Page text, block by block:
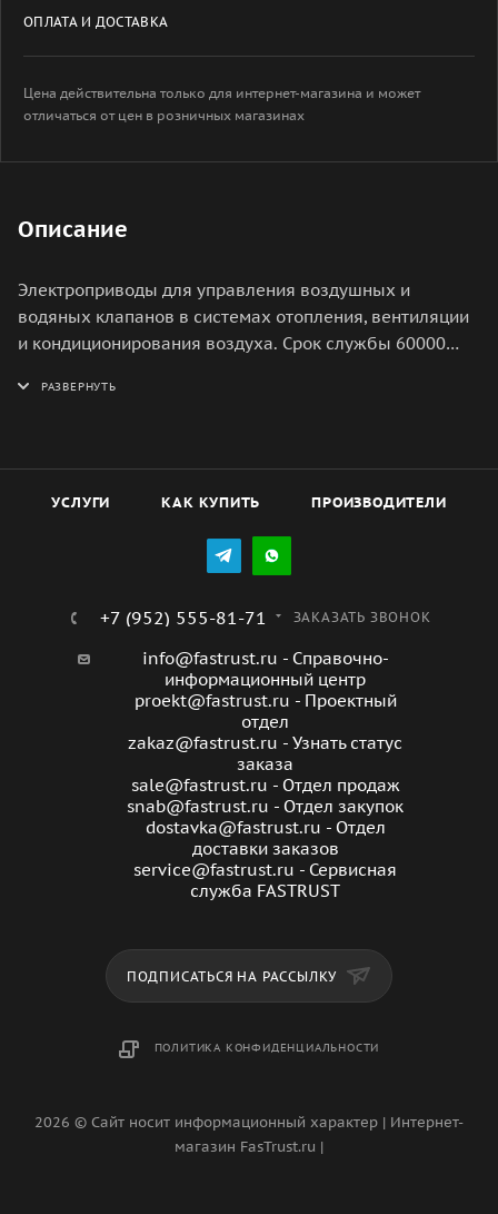
ОПЛАТА И ДОСТАВКА
Цена действительна только для интернет-магазина и может
отличаться от цен в розничных магазинах
Описание
Электроприводы для управления воздушных и
водяных клапанов в системах отопления, вентиляции
и кондиционирования воздуха. Срок службы 60000
УСЛУГИ КАК КУПИТЬ ПРОИЗВОДИТЕЛИ
+7 (952) 555-81-71 ЗАКАЗАТЬ ЗВОНОК
info@fastrust.ru - Справочно-
информационный центр
proekt@fastrust.ru - Проектный
отдел
zakaz@fastrust.ru - Узнать статус
заказа
sale@fastrust.ru - Отдел продаж
snab@fastrust.ru - Отдел закупок
dostavka@fastrust.ru - Отдел
доставки заказов
service@fastrust.ru - Сервисная
служба FASTRUST
ПОДПИСАТЬСЯ НА РАССЫЛКУ
ПОЛИТИКА КОНФИДЕНЦИАЛЬНОСТИ
2026 © Сайт носит информационный характер | Интернет-
магазин FasTrust.ru |